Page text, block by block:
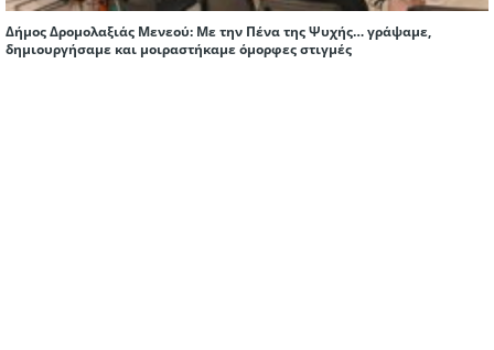
Δήμος Δρομολαξιάς Μενεού: Με την Πένα της Ψυχής… γράψαμε,
δημιουργήσαμε και μοιραστήκαμε όμορφες στιγμές